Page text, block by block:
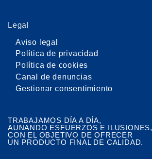
Legal
Aviso legal
Política de privacidad
Política de cookies
Canal de denuncias
Gestionar consentimiento
TRABAJAMOS DÍA A DÍA,
AUNANDO ESFUERZOS E ILUSIONES,
CON EL OBJETIVO DE OFRECER
UN PRODUCTO FINAL DE CALIDAD.